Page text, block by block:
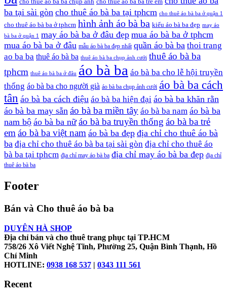
cho thuê áo bà ba chụp ảnh cho thuê áo bà ba trẻ em
ba tại sài gòn cho thuê áo bà ba tại tphcm cho thuê áo bà ba ở quận 1
cho thuê áo bà ba ở tphcm hình ảnh áo bà ba kiểu áo bà ba đẹp may áo
bà ba ở quận 1
may áo bà ba ở đâu đẹp mua áo bà ba ở tphcm
mua áo bà ba ở đâu mẫu áo bà ba đẹp nhất quần áo bà ba thoi trang
ao ba ba thuê áo bà ba thuê áo bà ba chụp ảnh cưới thuê áo bà ba
tphcm thuê áo bà ba ở đâu áo bà ba áo bà ba cho lễ hội truyền
thống áo bà ba cho người già áo bà ba chụp ảnh cưới áo bà ba cách
tân áo bà ba cách điệu áo bà ba hiện đại áo bà ba khăn rằn
áo bà ba may sẵn áo bà ba miền tây áo bà ba nam áo bà ba
nam bộ áo bà ba nữ áo bà ba truyền thống áo bà ba trẻ
em áo bà ba việt nam áo bà ba đẹp địa chỉ cho thuê áo bà
ba địa chỉ cho thuê áo bà ba tại sài gòn địa chỉ cho thuê áo
bà ba tại tphcm địa chỉ may áo bà ba địa chỉ may áo bà ba đẹp địa chỉ
thuê áo bà ba
Footer
Bán và Cho thuê áo bà ba
DUYÊN HÀ SHOP
Địa chỉ bán và cho thuê trang phục tại TP.HCM
758/26 Xô Viết Nghệ Tĩnh, Phường 25, Quận Bình Thạnh, Hồ
Chí Minh
HOTLINE: 0938 168 537 | 0343 111 561
Recent